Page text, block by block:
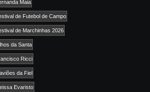
Maia
de Futebol de Campo
de Marchinhas 2026
da Santa
Ricci
da Fiel
Evaristo